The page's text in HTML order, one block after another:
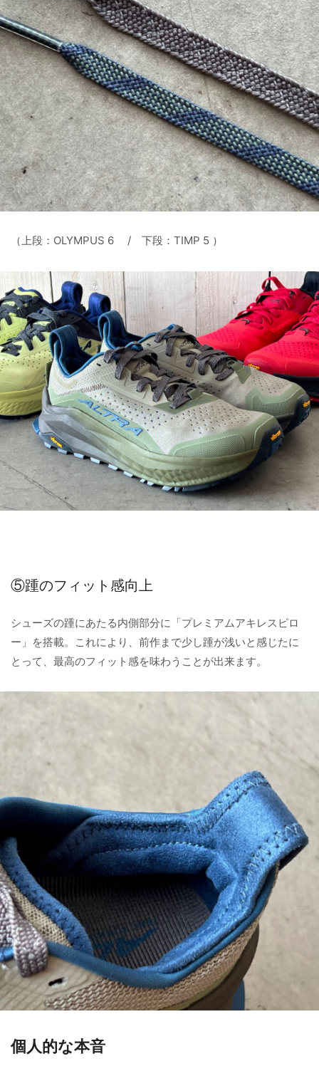
（上段：OLYMPUS 6 / 下段：TIMP 5 ）
⑤踵のフィット感向上
シューズの踵にあたる内側部分に「プレミアムアキレスピロ
ー」を搭載。これにより、前作まで少し踵が浅いと感じたに
とって、最高のフィット感を味わうことが出来ます。
個人的な本音